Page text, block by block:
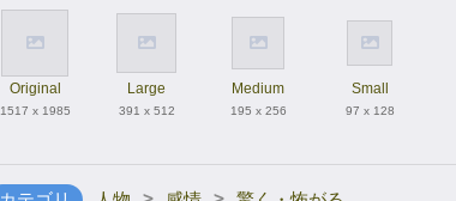
Original
1517 x 1985
Large
391 x 512
Medium
195 x 256
Small
97 x 128